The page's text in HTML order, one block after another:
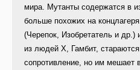
мира. Мутанты содержатся в
больше похожих на
(Черепок, Изобретатель и
из людей Х, Гамбит, стараются
сопротивление, но им мешает